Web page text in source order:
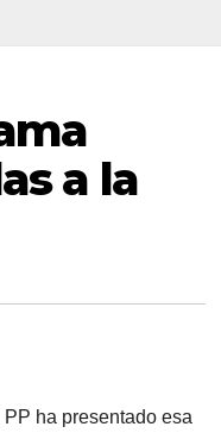
a la
ha presentado esa